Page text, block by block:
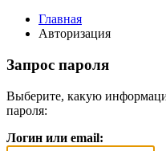
Главная
Авторизация
Запрос пароля
Выберите, какую
пароля:
Логин или email: